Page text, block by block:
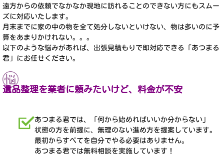
遠方からの依頼でなかなか現地に訪れることのできない方にもスムー
ズに対応いたします。
月末までに家の中の物を全て処分しないといけない、物は多いのに予
算をあまりかけれない。。。
以下のような悩みがあれば、出張見積もりで即対応できる「あつまる
君」にお任せください。
遺品整理を業者に頼みたいけど、料金が不安
あつまる君では、「何から始めればいいか分からない」
状態の方を前提に、無理のない進め方を提案しています。
最初からすべてを自分でやる必要はありません。
あつまる君では無料相談を実施しています！